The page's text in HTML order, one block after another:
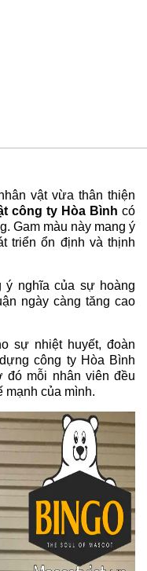
vật vừa thân thiện
công ty Hòa Bình có
Gam màu này mang ý
triển ổn định và thịnh
ý nghĩa của sự hoàng
ngày càng tăng cao
sự nhiệt huyết, đoàn
công ty Hòa Bình
đó mỗi nhân viên đều
của mình.